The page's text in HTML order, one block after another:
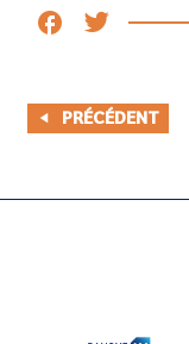
PRÉCÉDENT